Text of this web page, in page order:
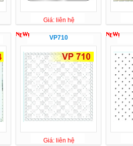
Giá: liên hệ
VP710
Giá: liên hệ